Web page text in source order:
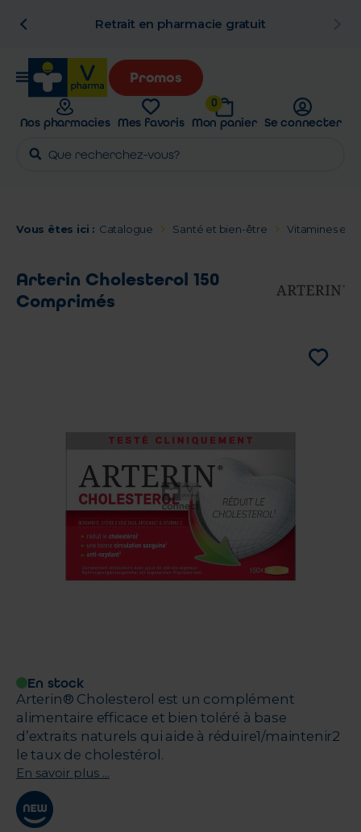
Retrait en pharmacie gratuit
Promos
Nos pharmacies Mes favoris
0
Mon panier Se connecter
Vous êtes ici : Catalogue Santé et bien-être Vitamines et
Arterin Cholesterol 150
Comprimés
En stock
Arterin® Cholesterol est un complément
alimentaire efficace et bien toléré à base
d’extraits naturels qui aide à réduire1/maintenir2
le taux de cholestérol.
En savoir plus ...